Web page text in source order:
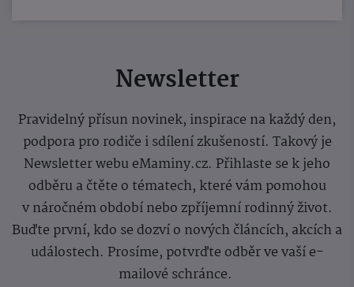
Newsletter
Pravidelný přísun novinek, inspirace na každý den,
podpora pro rodiče i sdílení zkušeností. Takový je
Newsletter webu eMaminy.cz. Přihlaste se k jeho
odběru a čtěte o tématech, které vám pomohou
v náročném období nebo zpříjemní rodinný život.
Buďte první, kdo se dozví o nových článcích, akcích a
událostech. Prosíme, potvrďte odběr ve vaší e-
mailové schránce.